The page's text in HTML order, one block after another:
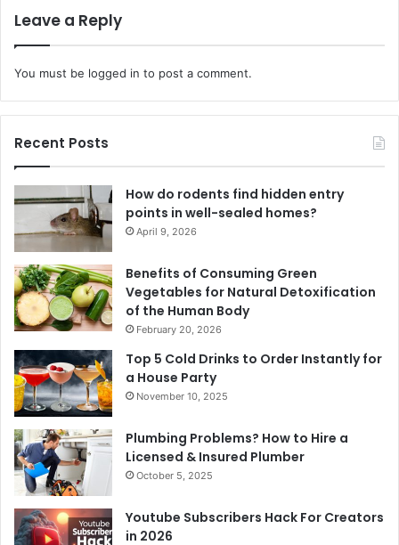
Leave a Reply
You must be logged in to post a comment.
Recent Posts
How do rodents find hidden entry
points in well-sealed homes?
April 9, 2026
Benefits of Consuming Green
Vegetables for Natural Detoxification
of the Human Body
February 20, 2026
Top 5 Cold Drinks to Order Instantly for
a House Party
November 10, 2025
Plumbing Problems? How to Hire a
Licensed & Insured Plumber
October 5, 2025
Youtube Subscribers Hack For Creators
in 2026